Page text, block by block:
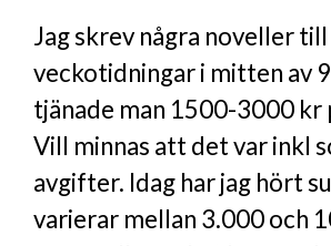
Jag skrev några noveller till
veckotidningar i mitten av
tjänade man 1500-3000 kr
Vill minnas att det var inkl
avgifter. Idag har jag hört
varierar mellan 3.000 och